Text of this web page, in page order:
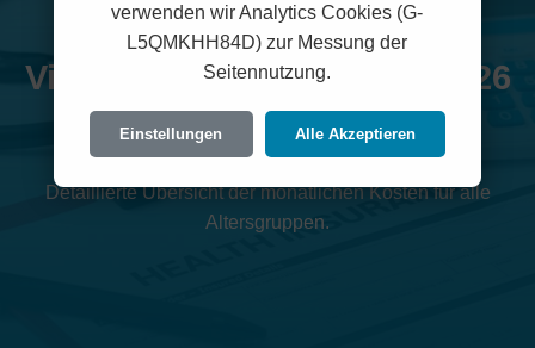
Vivao Sympany Prämien 2026
(Basel-Stadt)
Detaillierte Übersicht der monatlichen Kosten für alle
Altersgruppen.
verwenden wir Analytics Cookies (G-
L5QMKHH84D) zur Messung der
Seitennutzung.
Einstellungen Alle Akzeptieren